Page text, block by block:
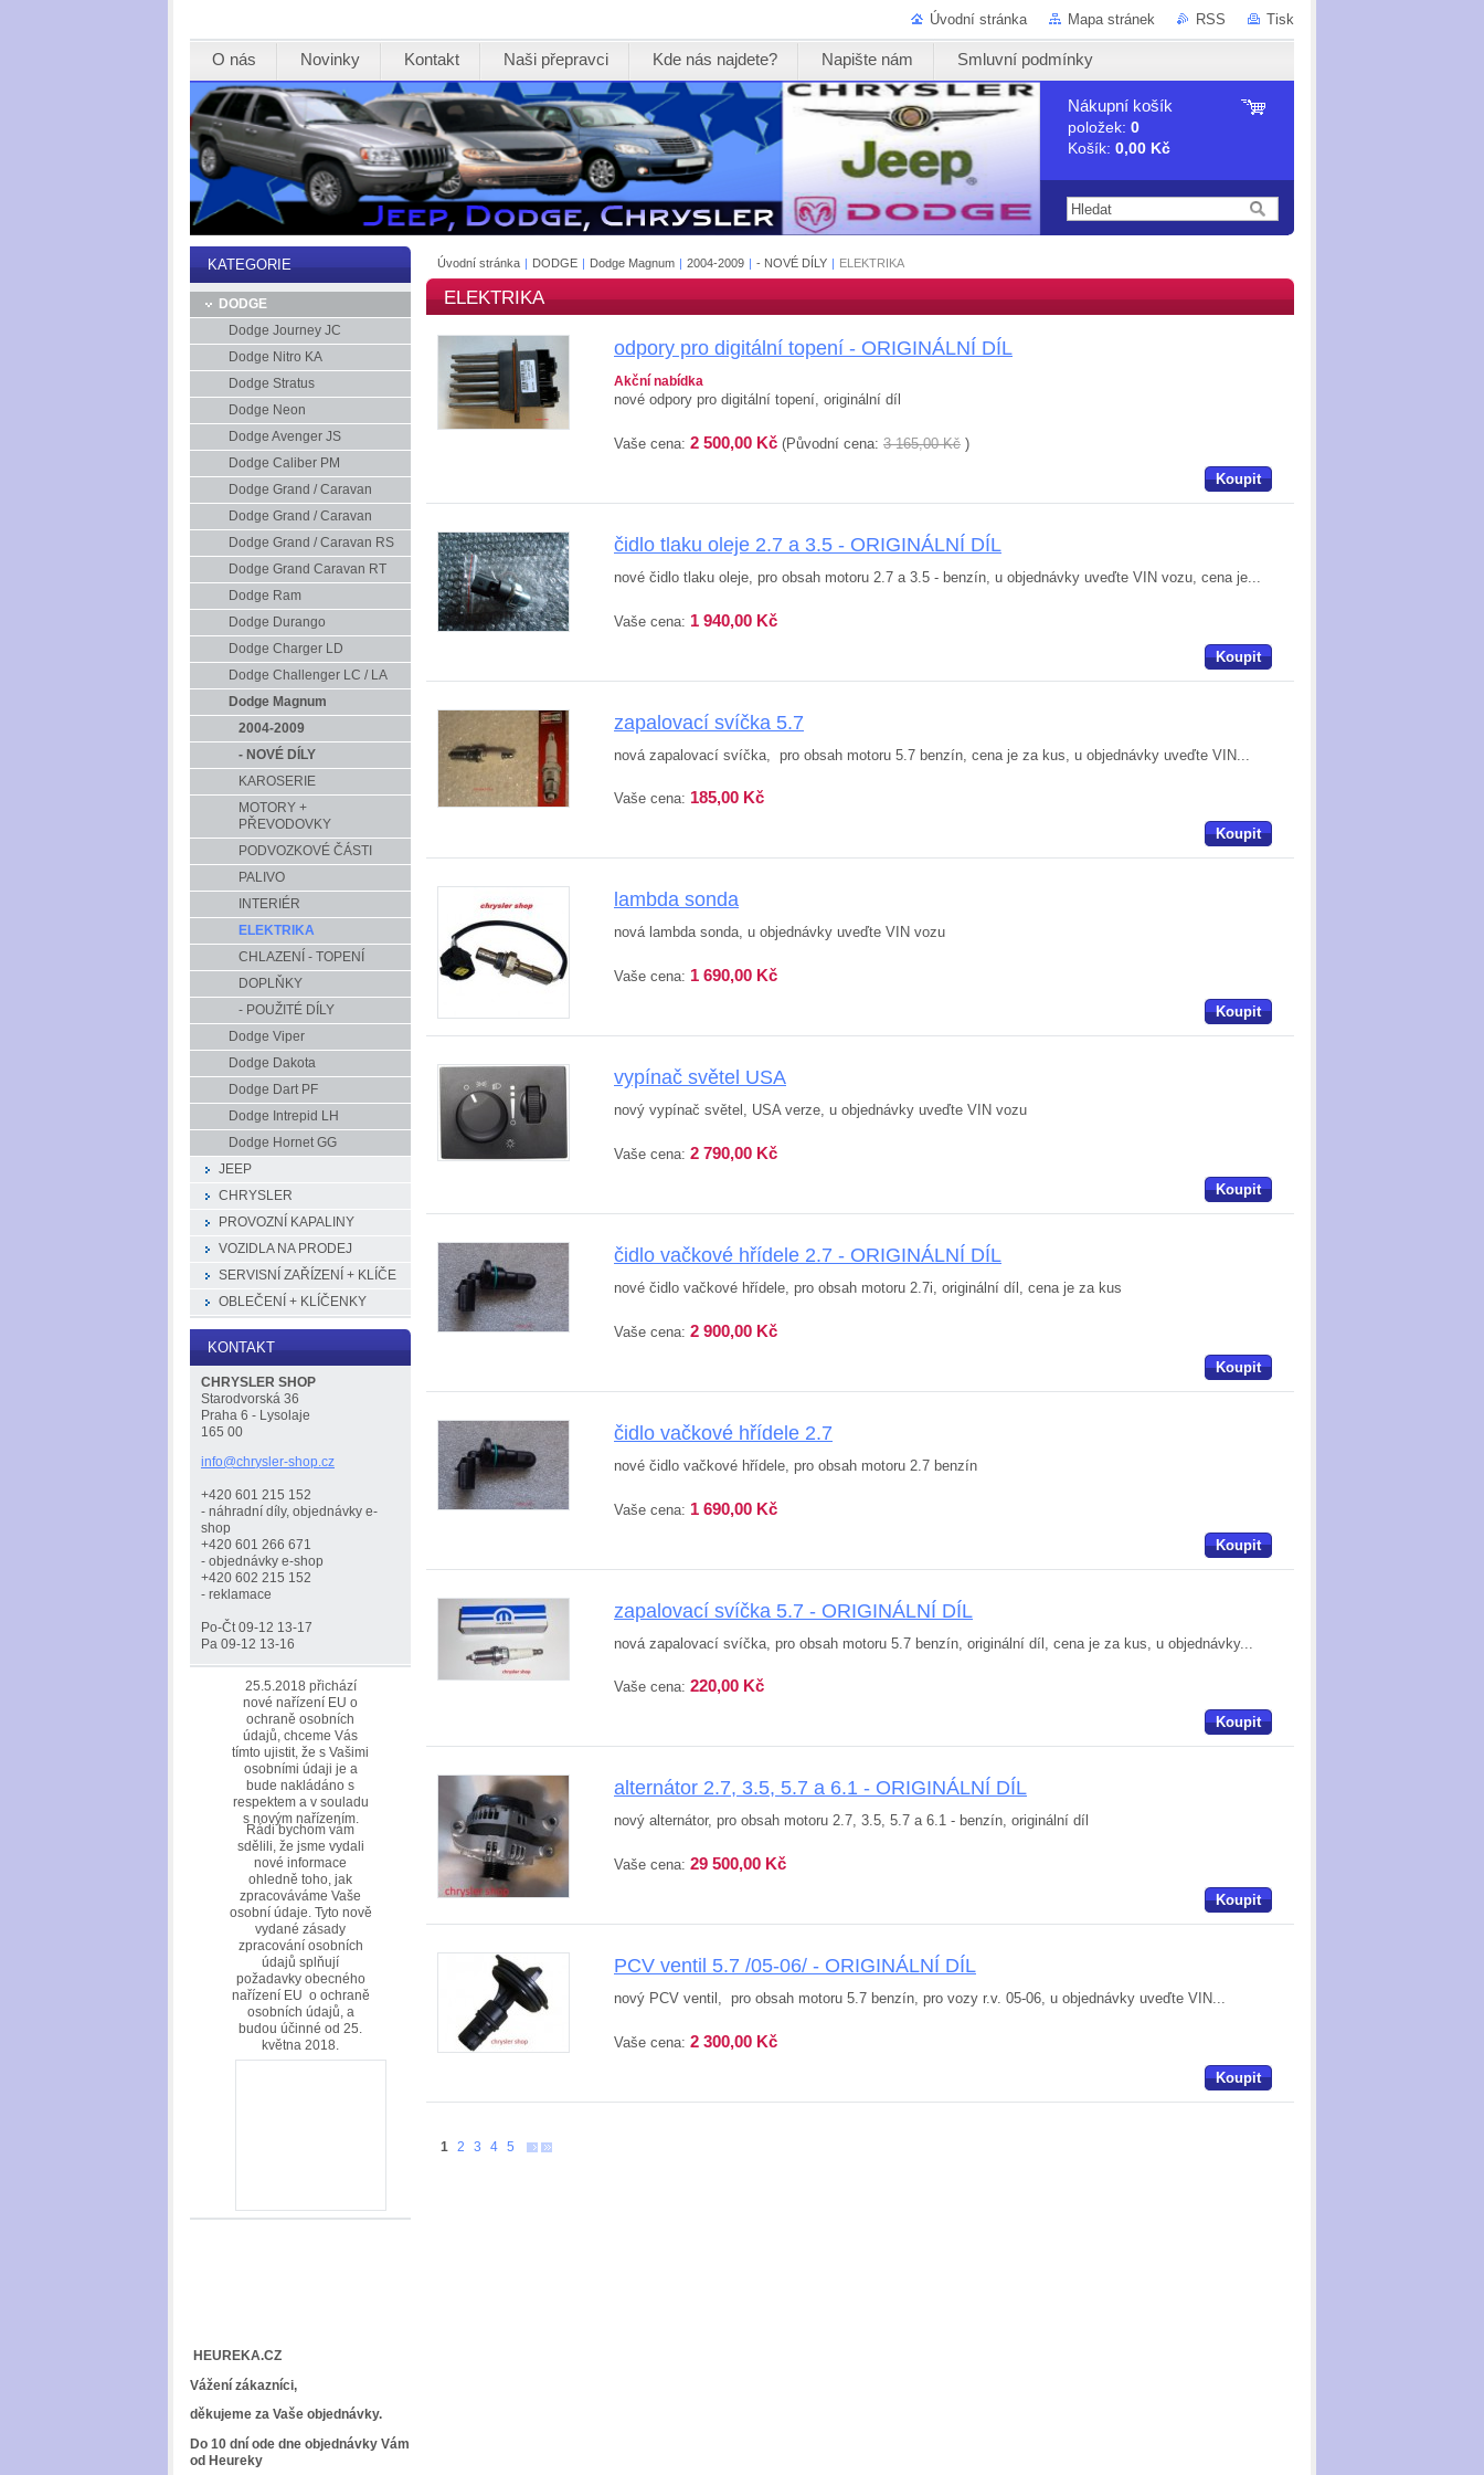
Úvodní stránka Mapa stránek RSS Tisk
O nás Novinky Kontakt Naši přepravci Kde nás najdete? Napište nám Smluvní podmínky
Nákupní košík
položek: 0
Košík: 0,00 Kč
Úvodní stránka | DODGE | Dodge Magnum | 2004-2009 | - NOVÉ DÍLY | ELEKTRIKA
ELEKTRIKA
odpory pro digitální topení - ORIGINÁLNÍ DÍL
Akční nabídka
nové odpory pro digitální topení, originální díl
Vaše cena: 2 500,00 Kč (Původní cena: 3 165,00 Kč )
Koupit
čidlo tlaku oleje 2.7 a 3.5 - ORIGINÁLNÍ DÍL
nové čidlo tlaku oleje, pro obsah motoru 2.7 a 3.5 - benzín, u objednávky uveďte VIN vozu, cena je...
Vaše cena: 1 940,00 Kč
Koupit
zapalovací svíčka 5.7
nová zapalovací svíčka, pro obsah motoru 5.7 benzín, cena je za kus, u objednávky uveďte VIN...
Vaše cena: 185,00 Kč
Koupit
lambda sonda
nová lambda sonda, u objednávky uveďte VIN vozu
Vaše cena: 1 690,00 Kč
Koupit
vypínač světel USA
nový vypínač světel, USA verze, u objednávky uveďte VIN vozu
Vaše cena: 2 790,00 Kč
Koupit
čidlo vačkové hřídele 2.7 - ORIGINÁLNÍ DÍL
nové čidlo vačkové hřídele, pro obsah motoru 2.7i, originální díl, cena je za kus
Vaše cena: 2 900,00 Kč
Koupit
čidlo vačkové hřídele 2.7
nové čidlo vačkové hřídele, pro obsah motoru 2.7 benzín
Vaše cena: 1 690,00 Kč
Koupit
zapalovací svíčka 5.7 - ORIGINÁLNÍ DÍL
nová zapalovací svíčka, pro obsah motoru 5.7 benzín, originální díl, cena je za kus, u objednávky...
Vaše cena: 220,00 Kč
Koupit
alternátor 2.7, 3.5, 5.7 a 6.1 - ORIGINÁLNÍ DÍL
nový alternátor, pro obsah motoru 2.7, 3.5, 5.7 a 6.1 - benzín, originální díl
Vaše cena: 29 500,00 Kč
Koupit
PCV ventil 5.7 /05-06/ - ORIGINÁLNÍ DÍL
nový PCV ventil, pro obsah motoru 5.7 benzín, pro vozy r.v. 05-06, u objednávky uveďte VIN...
Vaše cena: 2 300,00 Kč
Koupit
1 2 3 4 5
KATEGORIE
DODGE
Dodge Journey JC
Dodge Nitro KA
Dodge Stratus
Dodge Neon
Dodge Avenger JS
Dodge Caliber PM
Dodge Grand / Caravan
Dodge Grand / Caravan
Dodge Grand / Caravan RS
Dodge Grand Caravan RT
Dodge Ram
Dodge Durango
Dodge Charger LD
Dodge Challenger LC / LA
Dodge Magnum
2004-2009
- NOVÉ DÍLY
KAROSERIE
MOTORY +
PŘEVODOVKY
PODVOZKOVÉ ČÁSTI
PALIVO
INTERIÉR
ELEKTRIKA
CHLAZENÍ - TOPENÍ
DOPLŇKY
- POUŽITÉ DÍLY
Dodge Viper
Dodge Dakota
Dodge Dart PF
Dodge Intrepid LH
Dodge Hornet GG
JEEP
CHRYSLER
PROVOZNÍ KAPALINY
VOZIDLA NA PRODEJ
SERVISNÍ ZAŘÍZENÍ + KLÍČE
OBLEČENÍ + KLÍČENKY
KONTAKT
CHRYSLER SHOP
Starodvorská 36
Praha 6 - Lysolaje
165 00
info@chrysler-shop.cz
+420 601 215 152
- náhradní díly, objednávky e-
shop
+420 601 266 671
- objednávky e-shop
+420 602 215 152
- reklamace
Po-Čt 09-12 13-17
Pa 09-12 13-16
25.5.2018 přichází
nové nařízení EU o
ochraně osobních
údajů, chceme Vás
tímto ujistit, že s Vašimi
osobními údaji je a
bude nakládáno s
respektem a v souladu
s novým nařízením.
Rádi bychom vám
sdělili, že jsme vydali
nové informace
ohledně toho, jak
zpracováváme Vaše
osobní údaje. Tyto nově
vydané zásady
zpracování osobních
údajů splňují
požadavky obecného
nařízení EU o ochraně
osobních údajů, a
budou účinné od 25.
května 2018.
HEUREKA.CZ
Vážení zákazníci,
děkujeme za Vaše objednávky.
Do 10 dní ode dne objednávky Vám
od Heureky